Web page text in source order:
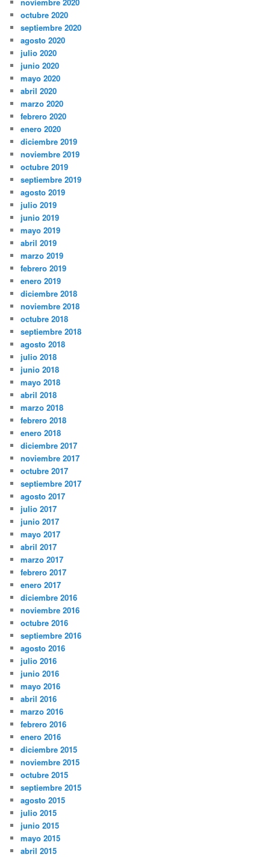
octubre 2020
septiembre 2020
agosto 2020
julio 2020
junio 2020
mayo 2020
abril 2020
marzo 2020
febrero 2020
enero 2020
diciembre 2019
noviembre 2019
octubre 2019
septiembre 2019
agosto 2019
julio 2019
junio 2019
mayo 2019
abril 2019
marzo 2019
febrero 2019
enero 2019
diciembre 2018
noviembre 2018
octubre 2018
septiembre 2018
agosto 2018
julio 2018
junio 2018
mayo 2018
abril 2018
marzo 2018
febrero 2018
enero 2018
diciembre 2017
noviembre 2017
octubre 2017
septiembre 2017
agosto 2017
julio 2017
junio 2017
mayo 2017
abril 2017
marzo 2017
febrero 2017
enero 2017
diciembre 2016
noviembre 2016
octubre 2016
septiembre 2016
agosto 2016
julio 2016
junio 2016
mayo 2016
abril 2016
marzo 2016
febrero 2016
enero 2016
diciembre 2015
noviembre 2015
octubre 2015
septiembre 2015
agosto 2015
julio 2015
junio 2015
mayo 2015
abril 2015